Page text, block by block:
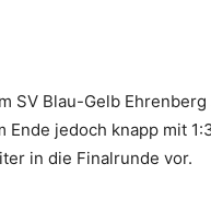
SV Blau-Gelb
jedoch knapp mit
in die Finalrunde vor.